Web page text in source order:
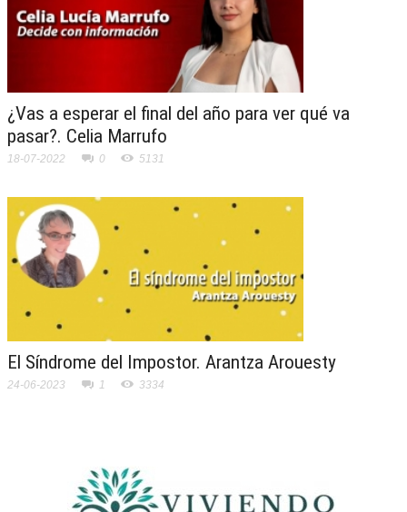
¿Vas a esperar el final del año para ver qué va
pasar?. Celia Marrufo
18-07-2022 0 5131
El Síndrome del Impostor. Arantza Arouesty
24-06-2023 1 3334